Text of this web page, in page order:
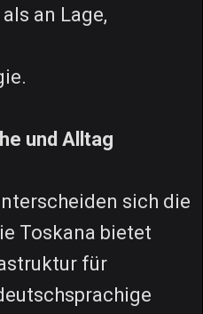
an Lage,
und Alltag
sich die
Toskana bietet
für